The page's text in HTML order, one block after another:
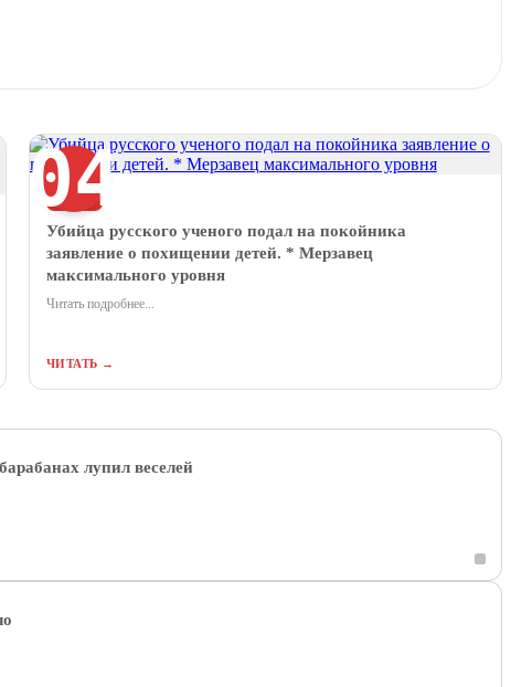
04
НОВАЯ
Убийца русского ученого подал на покойника
заявление о похищении детей. * Мерзавец
максимального уровня
Читать подробнее...
ЧИТАТЬ →
лупил веселей